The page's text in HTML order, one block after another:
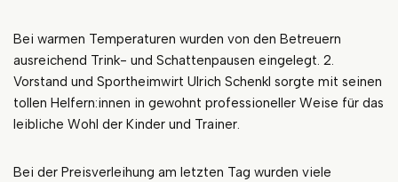
Bei warmen Temperaturen wurden von den Betreuern
ausreichend Trink- und Schattenpausen eingelegt. 2.
Vorstand und Sportheimwirt Ulrich Schenkl sorgte mit seinen
tollen Helfern:innen in gewohnt professioneller Weise für das
leibliche Wohl der Kinder und Trainer.
Bei der Preisverleihung am letzten Tag wurden viele